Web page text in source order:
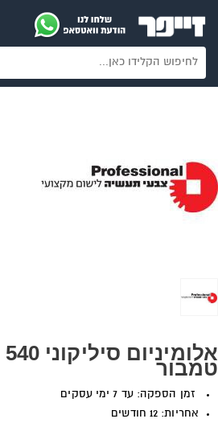
טמבור
זמן הספקה: עד 7 ימי עסקים
אחריות: 12 חודשים